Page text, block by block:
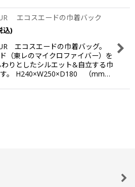
エコスエードの巾着バック
込)
エコスエードの巾着バッグ。
（東レのマイクロファイバー）を
りとしたシルエット&自立する巾
。 H240×W250×D180 （mm…